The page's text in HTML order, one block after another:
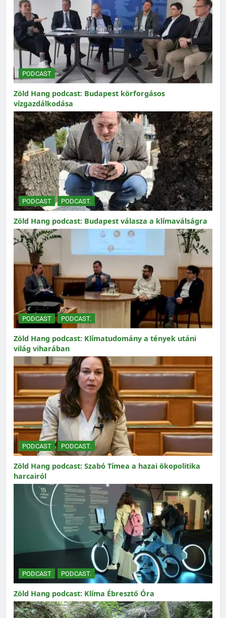
PODCAST
Zöld Hang podcast: Budapest körforgásos
vízgazdálkodása
PODCAST PODCAST.
Zöld Hang podcast: Budapest válasza a klímaválságra
PODCAST PODCAST.
Zöld Hang podcast: Klímatudomány a tények utáni
világ viharában
PODCAST PODCAST.
Zöld Hang podcast: Szabó Tímea a hazai ökopolitika
harcairól
PODCAST PODCAST.
Zöld Hang podcast: Klíma Ébresztő Óra